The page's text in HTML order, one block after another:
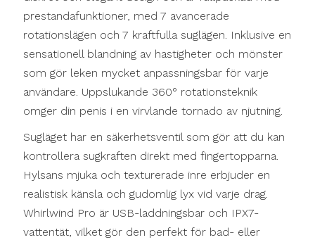
prestandafunktioner, med 7 avancerade
rotationslägen och 7 kraftfulla suglägen. Inklusive en
sensationell blandning av hastigheter och mönster
som gör leken mycket anpassningsbar för varje
användare. Uppslukande 360° rotationsteknik
omger din penis i en virvlande tornado av njutning.
Sugläget har en säkerhetsventil som gör att du kan
kontrollera sugkraften direkt med fingertopparna.
Hylsans mjuka och texturerade inre erbjuder en
realistisk känsla och gudomlig lyx vid varje drag.
Whirlwind Pro är USB-laddningsbar och IPX7-
vattentät, vilket gör den perfekt för bad- eller